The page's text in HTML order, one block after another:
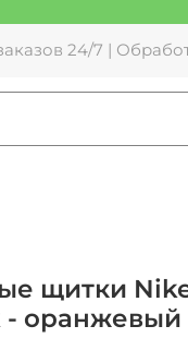
24/7 |
щитки
- оранжевый